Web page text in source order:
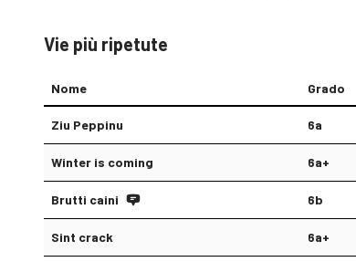
Vie più ripetute
Nome Grado
Ziu Peppinu 6a
Winter is coming 6a+
Brutti caini 6b
Sint crack 6a+